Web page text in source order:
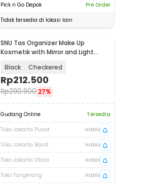
Pick n Go Depok
Pre Order
Tidak tersedia di lokasi lain
SNU Tas Organizer Make Up
Kosmetik with Mirror and Light
Black Checkered
Rp212.500
Rp290.900 27%
Gudang Online
Tersedia
Toko Jakarta Pusat
Habis
Toko Jakarta Barat
Habis
Toko Jakarta Utara
Habis
Toko Tangerang
Habis